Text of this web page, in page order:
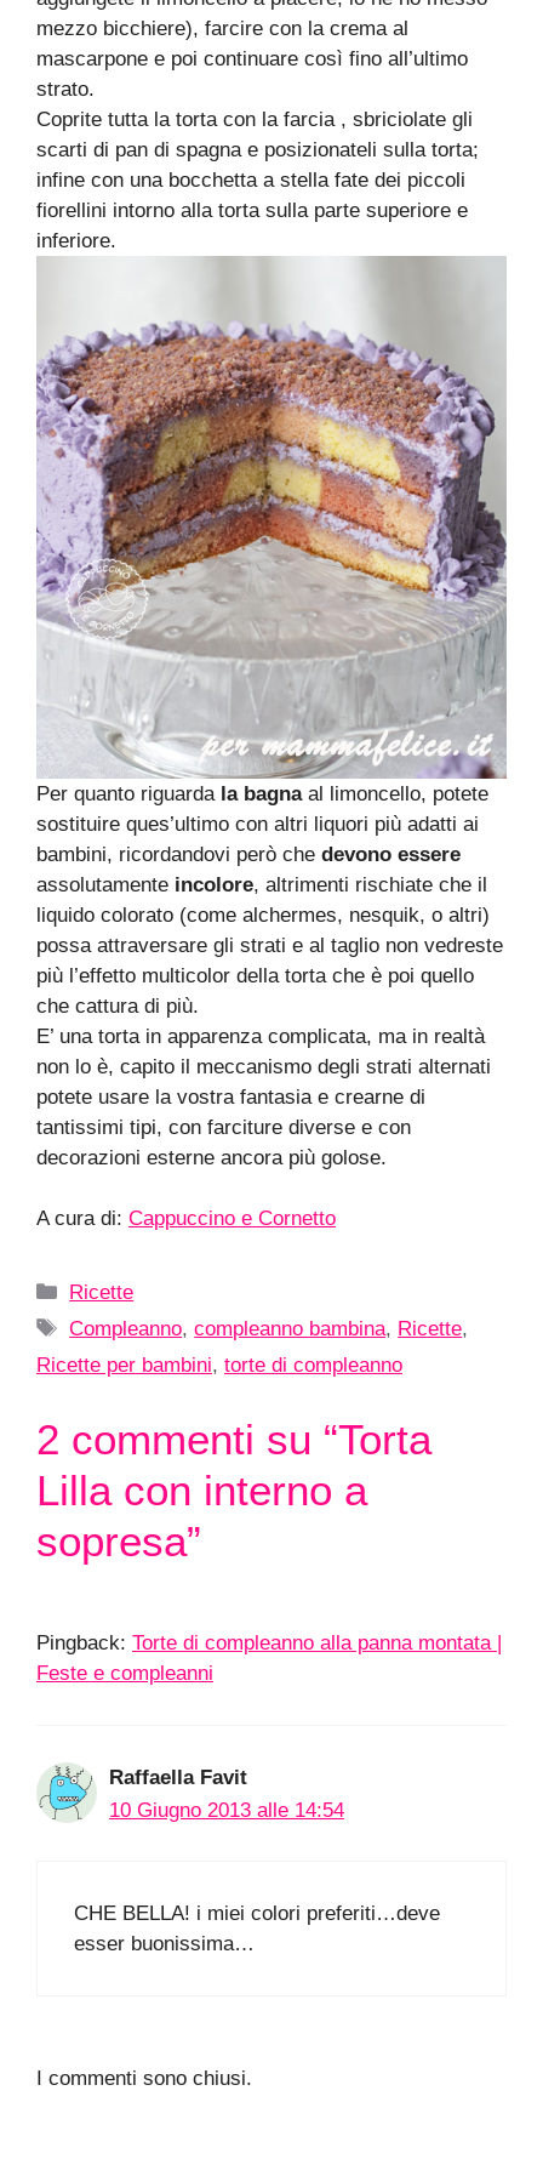
mezzo bicchiere), farcire con la crema al
mascarpone e poi continuare così fino all’ultimo
strato.
Coprite tutta la torta con la farcia , sbriciolate gli
scarti di pan di spagna e posizionateli sulla torta;
infine con una bocchetta a stella fate dei piccoli
fiorellini intorno alla torta sulla parte superiore e
inferiore.
Per quanto riguarda la bagnaal limoncello, potete
sostituire ques’ultimo con altri liquori più adatti ai
bambini, ricordandovi però che devono essere
assolutamente incolore, altrimenti rischiate che il
liquido colorato (come alchermes, nesquik, o altri)
possa attraversare gli strati e al taglio non vedreste
più l’effetto multicolor della torta che è poi quello
che cattura di più.
E’ una torta in apparenza complicata, ma in realtà
non lo è, capito il meccanismo degli strati alternati
potete usare la vostra fantasia e crearne di
tantissimi tipi, con farciture diverse e con
decorazioni esterne ancora più golose.
A cura di: Cappuccino e Cornetto
Categorie
Ricette
Tag
Compleanno,compleanno bambina, Ricette,
Ricette per bambini, torte di compleanno
2 commenti su “Torta
Lilla con interno a
sopresa”
Pingback: Torte di compleanno alla panna montata |
Feste e compleanni
Raffaella Favit
10 Giugno 2013 alle 14:54
CHE BELLA! i miei colori preferiti…deve
esser buonissima…
I commenti sono chiusi.